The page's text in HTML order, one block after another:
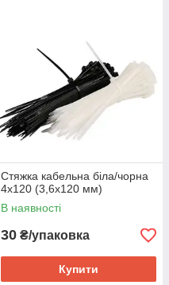
Стяжка кабельна біла/чорна
4х120 (3,6х120 мм)
В наявності
30 ₴/упаковка
Купити